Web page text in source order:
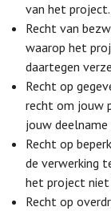
van het project.
Recht van
waarop het
daartegen
Recht op
recht om jouw
jouw
Recht op
de verwerking
het project
Recht op